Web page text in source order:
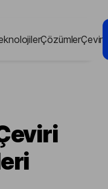
ÇözümlerÇevir